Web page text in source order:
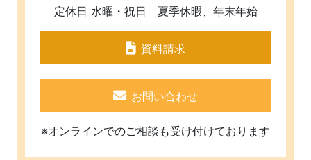
定休日 水曜・祝日 夏季休暇、年末年始
資料請求
お問い合わせ
※オンラインでのご相談も受け付けております